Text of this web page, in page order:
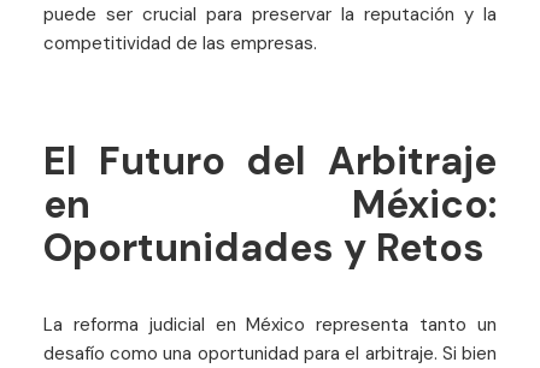
puede ser crucial para preservar la reputación y la
competitividad de las empresas.
El Futuro del Arbitraje
en México:
Oportunidades y Retos
La reforma judicial en México representa tanto un
desafío como una oportunidad para el arbitraje. Si bien